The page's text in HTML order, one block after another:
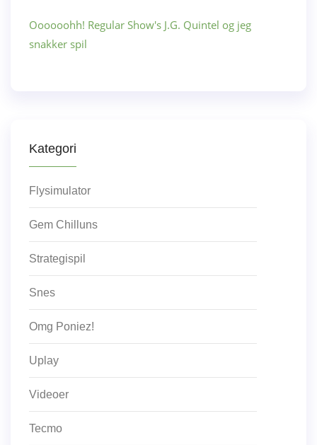
Oooooohh! Regular Show's J.G. Quintel og jeg
snakker spil
Kategori
Flysimulator
Gem Chilluns
Strategispil
Snes
Omg Poniez!
Uplay
Videoer
Tecmo